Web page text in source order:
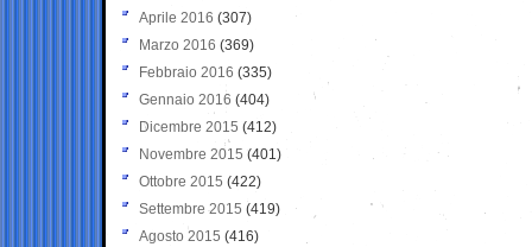
Aprile 2016 (307)
Marzo 2016 (369)
Febbraio 2016 (335)
Gennaio 2016 (404)
Dicembre 2015 (412)
Novembre 2015 (401)
Ottobre 2015 (422)
Settembre 2015 (419)
Agosto 2015 (416)